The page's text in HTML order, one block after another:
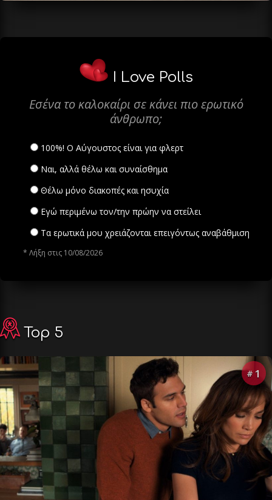
I Love Polls
Εσένα το καλοκαίρι σε κάνει πιο ερωτικό
άνθρωπο;
100%! Ο Αύγουστος είναι για φλερτ
Ναι, αλλά θέλω και συναίσθημα
Θέλω μόνο διακοπές και ησυχία
Εγώ περιμένω τον/την πρώην να στείλει
Τα ερωτικά μου χρειάζονται επειγόντως αναβάθμιση
* Λήξη στις 10/08/2026
Top 5
# 1